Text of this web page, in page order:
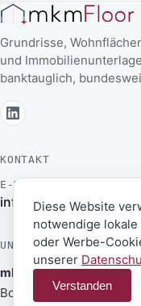
Grundrisse,
und
banktauglich,
KONTAKT
E-MAIL
info@mkmfloor.de
UNTERNEHMEN
mkm International GmbH
Boschstraße 16
Diese Website
notwendige
oder Werbe-
unserer
Verstanden